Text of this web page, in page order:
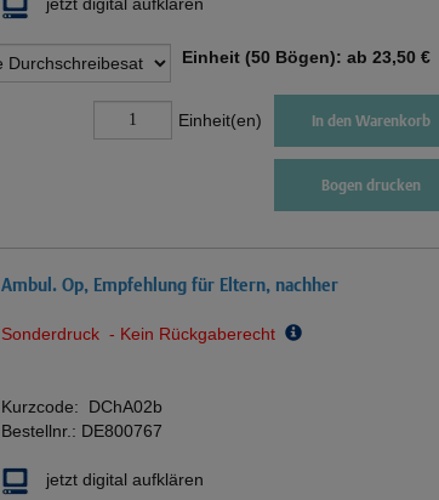
Einheit (50 Bögen): ab 23,50 €
Einheit(en) In den Warenkorb
Bogen drucken
Ambul. Op, Empfehlung für Eltern, nachher
Sonderdruck - Kein Rückgaberecht
Kurzcode: DChA02b
Bestellnr.: DE800767
jetzt digital aufklären